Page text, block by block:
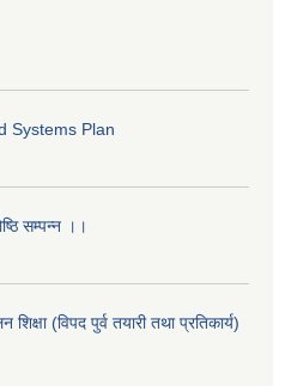
Systems Plan
सम्पन्न ।।
(विपद पुर्व तयारी तथा प्रतिकार्य)